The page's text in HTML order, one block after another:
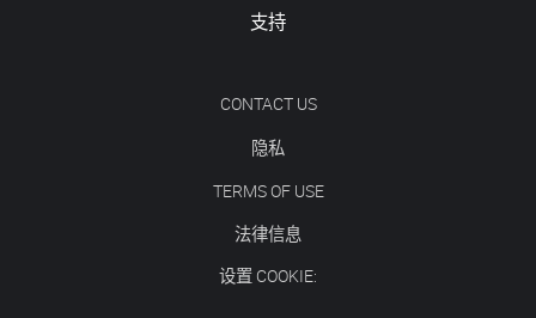
支持
CONTACT US
隐私
TERMS OF USE
法律信息
设置 COOKIE: